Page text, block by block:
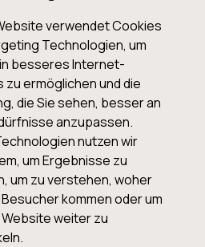
verwendet Cookies
Technologien, um
besseres Internet-
zu ermöglichen und die
die Sie sehen, besser an
anzupassen.
nutzen wir
um Ergebnisse zu
um zu verstehen, woher
kommen oder um
weiter zu
und erhalten Sie
Neuigkeiten und tolle
& VON SALIS